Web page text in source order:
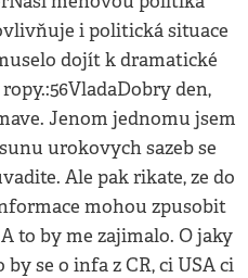
i politická situace
dojít k dramatické
den,
Jenom jednomu jsem
urokovych sazeb se
Ale pak rikate, ze do
mohou zpusobit
to by me zajimalo. O jaky
se o infa z CR, ci USA ci